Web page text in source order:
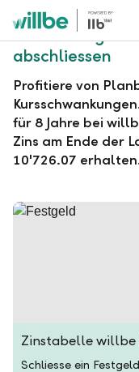
Alerts.Headline
willbe Festgeld
abschliessen
Profitiere von
für 8 Jahre bei
Zins am Ende der
10'726.07
Zinstabelle willbe
Schliesse ein